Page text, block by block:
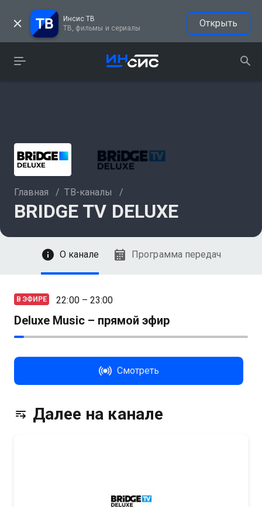
Инсис ТВ
ТВ, фильмы и сериалы
Открыть
Главная / ТВ-каналы /
BRIDGE TV DELUXE
Смотреть
О канале Программа передач
В ЭФИРЕ 22:00 – 23:00
Deluxe Music – прямой эфир
Смотреть
Далее на канале